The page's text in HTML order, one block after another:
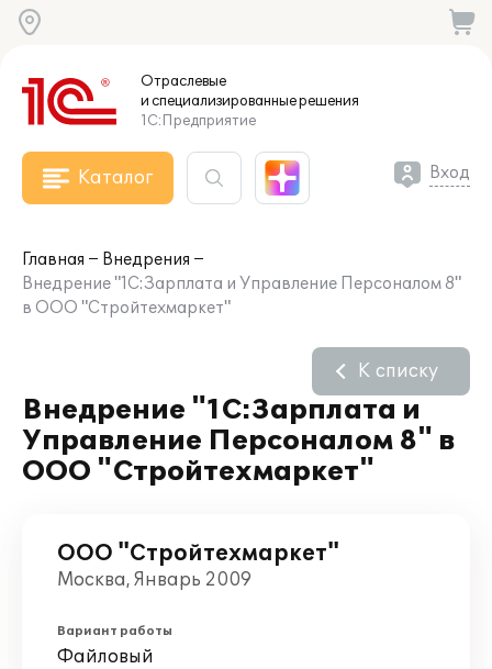
Отраслевые
и специализированныерешения
1С:Предприятие
Каталог Вход
Главная
Внедрения
Внедрение "1С:Зарплата и Управление Персоналом 8"
в ООО "Стройтехмаркет"
Внедрение "1С:Зарплата и
Управление Персоналом 8" в
ООО "Стройтехмаркет"
К списку
ООО "Стройтехмаркет"
Москва, Январь 2009
Вариант работы
Файловый